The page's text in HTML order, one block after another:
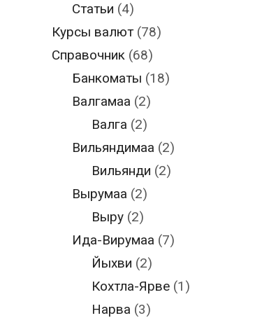
Статьи (4)
Курсы валют (78)
Справочник (68)
Банкоматы (18)
Валгамаа (2)
Валга (2)
Вильяндимаа (2)
Вильянди (2)
Вырумаа (2)
Выру (2)
Ида-Вирумаа (7)
Йыхви (2)
Кохтла-Ярве (1)
Нарва (3)